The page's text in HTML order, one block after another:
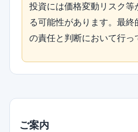
投資には価格変動リスク等
る可能性があります。最
の責任と判断において行っ
ご案内